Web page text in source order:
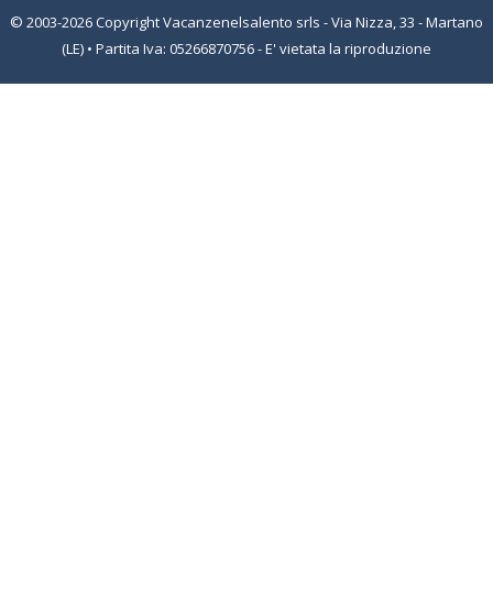
© 2003-2026 Copyright Vacanzenelsalento srls - Via Nizza, 33 - Martano
(LE) • Partita Iva: 05266870756 - E' vietata la riproduzione